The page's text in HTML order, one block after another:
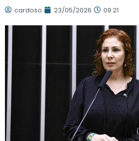
cardoso 23/05/2026 09:21